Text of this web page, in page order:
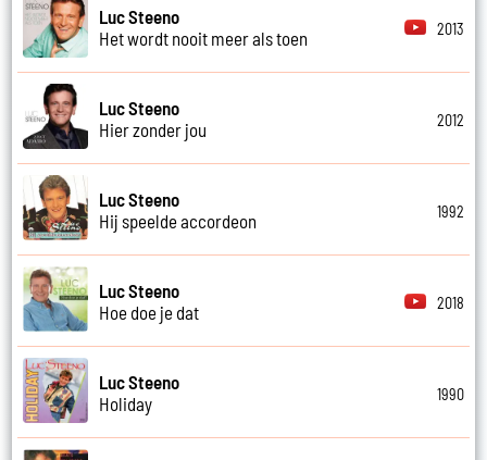
Luc Steeno
Het wordt nooit meer als toen
2013
Luc Steeno
Hier zonder jou
2012
Luc Steeno
Hij speelde accordeon
1992
Luc Steeno
Hoe doe je dat
2018
Luc Steeno
Holiday
1990